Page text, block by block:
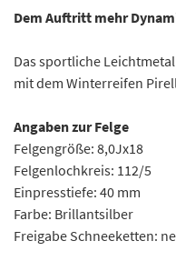
Dem Auftritt mehr
Das sportliche
mit dem Winterreifen
Angaben zur Felge
Felgengröße: 8,0Jx18
Felgenlochkreis: 112/5
Einpresstiefe: 40 mm
Farbe: Brillantsilber
Freigabe Schneeketten: